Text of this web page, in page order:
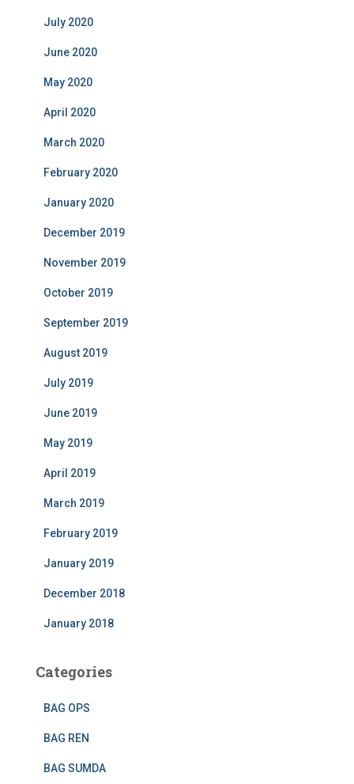
July 2020
June 2020
May 2020
April 2020
March 2020
February 2020
January 2020
December 2019
November 2019
October 2019
September 2019
August 2019
July 2019
June 2019
May 2019
April 2019
March 2019
February 2019
January 2019
December 2018
January 2018
Categories
BAG OPS
BAG REN
BAG SUMDA